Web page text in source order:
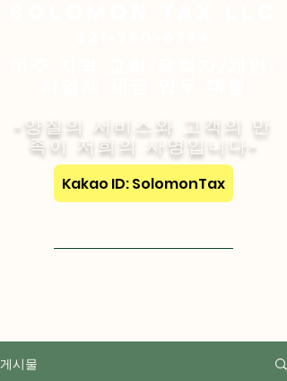
-양질의 서비스와 고객의 만
족이 저희의 사명입니다-
Kakao ID: SolomonTax
게시물